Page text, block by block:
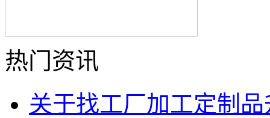
热门资讯
关于找工厂加工定制